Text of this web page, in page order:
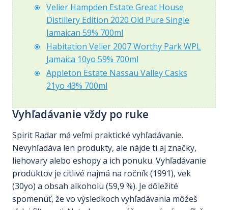
Velier Hampden Estate Great House
Distillery Edition 2020 Old Pure Single
Jamaican 59% 700ml
Habitation Velier 2007 Worthy Park WPL
Jamaica 10yo 59% 700ml
Appleton Estate Nassau Valley Casks
21yo 43% 700ml
Vyhľadávanie vždy po ruke
Spirit Radar má veľmi praktické vyhľadávanie.
Nevyhľadáva len produkty, ale nájde ti aj značky,
liehovary alebo eshopy a ich ponuku. Vyhľadávanie
produktov je citlivé najmä na ročník (1991), vek
(30yo) a obsah alkoholu (59,9 %). Je dôležité
spomenúť, že vo výsledkoch vyhľadávania môžeš